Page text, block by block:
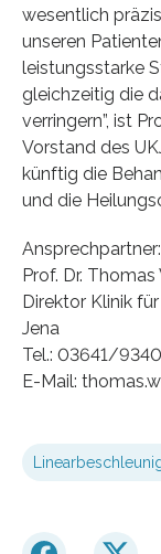
wesentlich
unseren
leistungsstarke
gleichzeitig die
verringern”, ist
Vorstand des
künftig die
und die
Ansprechpartner:
Prof. Dr. Thomas
Direktor Klinik
Jena
Tel.: 03641/
E-Mail: